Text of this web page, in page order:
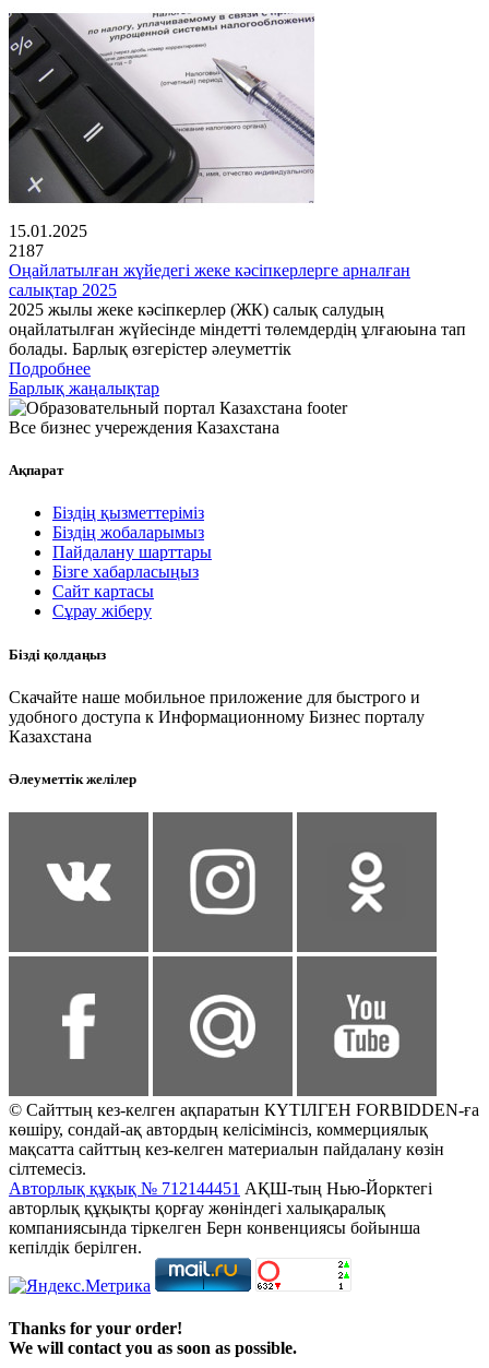
15.01.2025
2187
Оңайлатылған жүйедегі жеке кәсіпкерлерге арналған
салықтар 2025
2025 жылы жеке кәсіпкерлер (ЖК) салық салудың
оңайлатылған жүйесінде міндетті төлемдердің ұлғаюына тап
болады. Барлық өзгерістер әлеуметтік
Подробнее
Барлық жаңалықтар
Все бизнес учереждения Казахстана
Ақпарат
Біздің қызметтеріміз
Біздің жобаларымыз
Пайдалану шарттары
Бізге хабарласыңыз
Сайт картасы
Сұрау жіберу
Бізді қолдаңыз
Скачайте наше мобильное приложение для быстрого и
удобного доступа к Информационному Бизнес порталу
Казахстана
Әлеуметтік желілер
© Сайттың кез-келген ақпаратын КҮТІЛГЕН FORBIDDEN-ға
көшіру, сондай-ақ автордың келісімінсіз, коммерциялық
мақсатта сайттың кез-келген материалын пайдалану көзін
сілтемесіз.
Авторлық құқық № 712144451 АҚШ-тың Нью-Йорктегі
авторлық құқықты қорғау жөніндегі халықаралық
компаниясында тіркелген Берн конвенциясы бойынша
кепілдік берілген.
Thanks for your order!
We will contact you as soon as possible.